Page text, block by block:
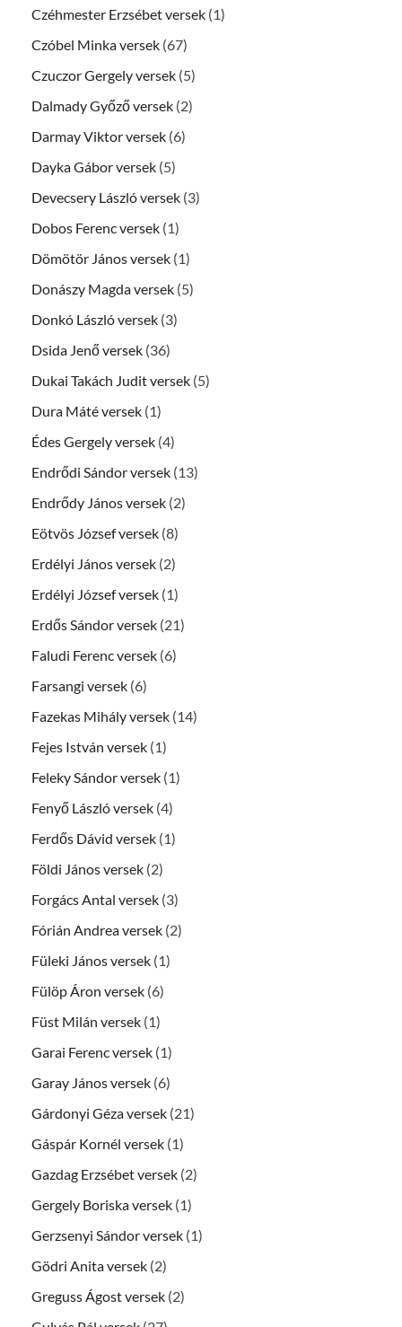
Czéhmester Erzsébet versek (1)
Czóbel Minka versek (67)
Czuczor Gergely versek (5)
Dalmady Győző versek (2)
Darmay Viktor versek (6)
Dayka Gábor versek (5)
Devecsery László versek (3)
Dobos Ferenc versek (1)
Dömötör János versek (1)
Donászy Magda versek (5)
Donkó László versek (3)
Dsida Jenő versek (36)
Dukai Takách Judit versek (5)
Dura Máté versek (1)
Édes Gergely versek (4)
Endrődi Sándor versek (13)
Endrődy János versek (2)
Eötvös József versek (8)
Erdélyi János versek (2)
Erdélyi József versek (1)
Erdős Sándor versek (21)
Faludi Ferenc versek (6)
Farsangi versek (6)
Fazekas Mihály versek (14)
Fejes István versek (1)
Feleky Sándor versek (1)
Fenyő László versek (4)
Ferdős Dávid versek (1)
Földi János versek (2)
Forgács Antal versek (3)
Fórián Andrea versek (2)
Füleki János versek (1)
Fülöp Áron versek (6)
Füst Milán versek (1)
Garai Ferenc versek (1)
Garay János versek (6)
Gárdonyi Géza versek (21)
Gáspár Kornél versek (1)
Gazdag Erzsébet versek (2)
Gergely Boriska versek (1)
Gerzsenyi Sándor versek (1)
Gödri Anita versek (2)
Greguss Ágost versek (2)